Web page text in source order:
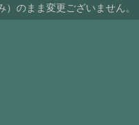
のまま変更ございません。